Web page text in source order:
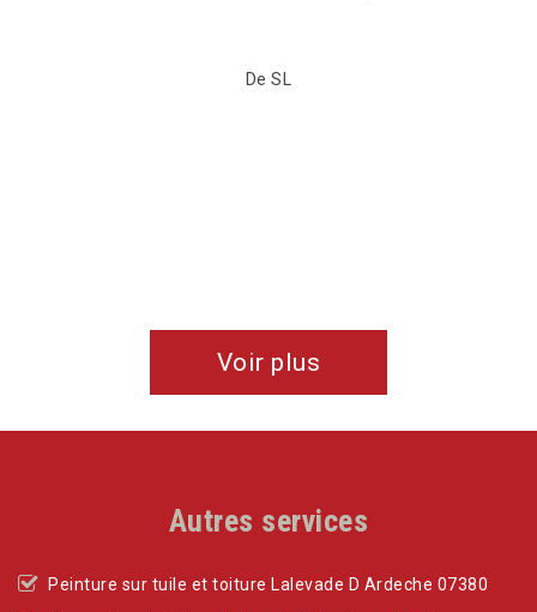
Voir plus
Autres services
Peinture sur tuile et toiture Lalevade D Ardeche 07380